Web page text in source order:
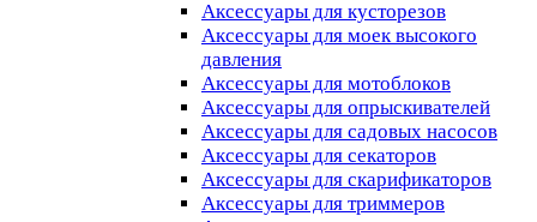
Аксессуары для кусторезов
Аксессуары для моек высокого
давления
Аксессуары для мотоблоков
Аксессуары для опрыскивателей
Аксессуары для садовых насосов
Аксессуары для секаторов
Аксессуары для скарификаторов
Аксессуары для триммеров